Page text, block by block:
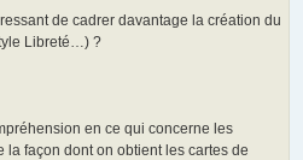
de cadrer davantage la création du
Libreté…) ?
en ce qui concerne les
la façon dont on obtient les cartes de